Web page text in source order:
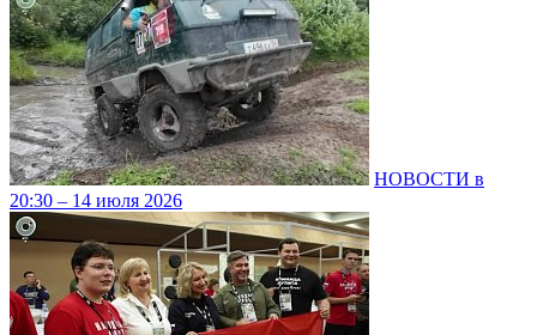
НОВОСТИ в
20:30 – 14 июля 2026